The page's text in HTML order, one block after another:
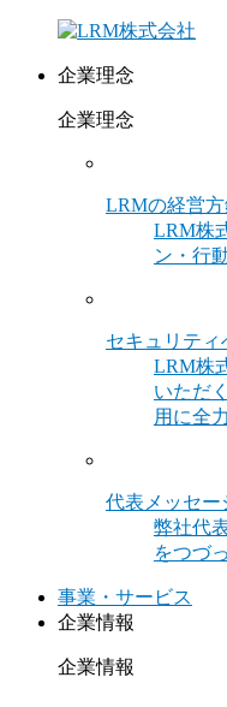
企業理念
企業理念
LRMの経営
LRM株
ン・行
セキュリティ
LRM株
いただ
用に全
代表メッセー
弊社代
をつづ
事業・サービス
企業情報
企業情報